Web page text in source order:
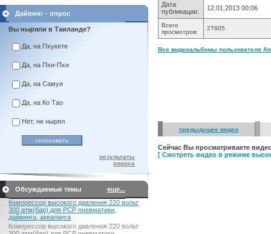
Дайвинг - опрос
Вы ныряли в Таиланде?
Да, на Пхукете
Да, на Пхи-Пхи
Да, на Самуи
Да, на Ко Тао
Нет, не нырял
результаты
опроса
Обсуждаемые темы
еще...
Компрессор высокого давления 220 вольт
300 атм(бар) для PCP пневматики,
дайвинга, акваланга
Компрессор высокого давления 220 вольт
Дата
публикации:
12.01.2013 00:06
Всего
просмотров:
27605
Все видеоальбомы пользователя
предыдущее видео
Сейчас Вы просматриваете
[ Смотреть видео в режиме